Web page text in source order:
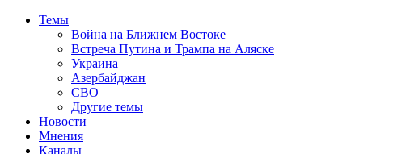
Темы
Война на Ближнем Востоке
Встреча Путина и Трампа на Аляске
Украина
Азербайджан
СВО
Другие темы
Новости
Мнения
Каналы